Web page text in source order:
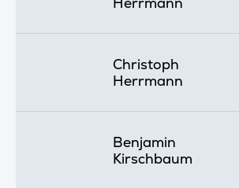
Christoph
Herrmann
Benjamin
Kirschbaum